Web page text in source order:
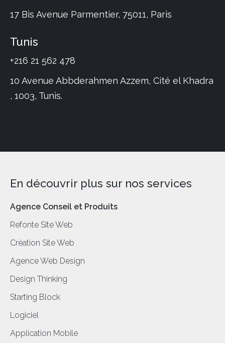
17 Bis Avenue Parmentier, 75011, Paris
Tunis
+216 21 562 478
10 Avenue Abbderahmen Azzem, Cité el Khadra
, 1003, Tunis.
En découvrir plus sur nos services
Agence Conseil et Produits
Refonte Site Web
Création Site Web
Agence Web Design
Design Thinking
Starting Block
Logiciel
Application Mobile